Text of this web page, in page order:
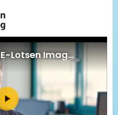
dich schlau
in Hessen
und Ehrenamt
+ Integration
aktiv
& Fortbildung
Spenden, Steuern - Gut zu Wissen
rund um dein Ehrenamt
Fakten aus Hessen